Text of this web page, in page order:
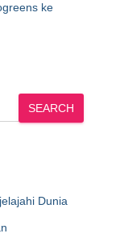
ke
SEARCH
Dunia